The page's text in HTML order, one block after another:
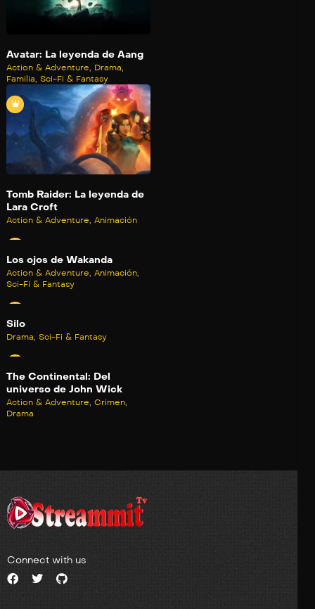
Avatar: La leyenda de Aang
Action & Adventure Drama
Familia
Sci-Fi & Fantasy
Tomb Raider: La leyenda de
Lara Croft
Action & Adventure, Animación
Los ojos de Wakanda
Action & Adventure, Animación,
Sci-Fi & Fantasy
Silo
Drama, Sci-Fi & Fantasy
The Continental: Del
universo de John Wick
Action & Adventure, Crimen,
Drama
Connect with us